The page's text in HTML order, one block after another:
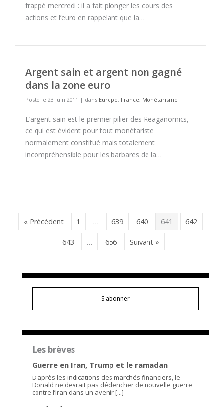
frappé mercredi : il a fait plonger les cours des
actions et l’euro en rappelant que la…
Argent sain et argent non gagné
dans la zone euro
Posté le 23 juin 2011 | dans Europe, France, Monétarisme
L’argent sain est le premier pilier des Reaganomics,
ce qui est évident pour tout monétariste
normalement constitué mais totalement
incompréhensible pour les barbares de la…
« Précédent 1 … 639 640 641 642
643 … 656 Suivant »
S'abonner
Les brèves
Guerre en Iran, Trump et le ramadan
D’après les indications des marchés financiers, le
Donald ne devrait pas déclencher de nouvelle guerre
contre l’Iran dans un avenir [...]